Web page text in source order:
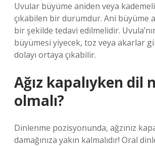
Uvular büyüme aniden veya
çıkabilen bir durumdur. Ani büyüme
bir şekilde tedavi edilmelidir.
büyümesi yiyecek, toz veya akarlar
dolayı ortaya çıkabilir.
Ağız kapalıyken dil
olmalı?
Dinlenme pozisyonunda, ağzınız
damağınıza yakın kalmalıdır! Oral